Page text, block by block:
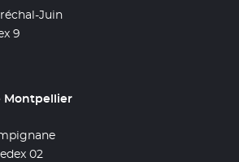
Juin
9
Montpellier
02